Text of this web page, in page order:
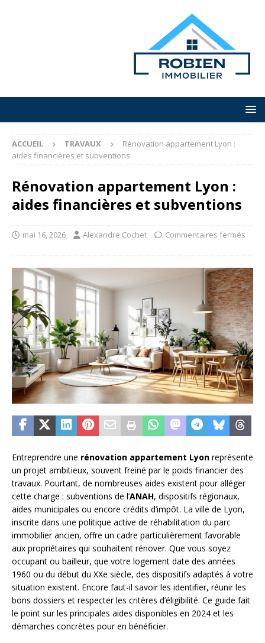
ACCUEIL TRAVAUX
Rénovation appartement Lyon :
aides financières et subventions
Rénovation appartement Lyon :
aides financières et subventions
mai 16, 2026 Alexandre Cochet Commentaires fermés
Entreprendre une rénovation appartement Lyon représente
un projet ambitieux, souvent freiné par le poids financier des
travaux. Pourtant, de nombreuses aides existent pour alléger
cette charge : subventions de l’ANAH, dispositifs régionaux,
aides municipales ou encore crédits d’impôt. La ville de Lyon,
inscrite dans une politique active de réhabilitation du parc
immobilier ancien, offre un cadre particulièrement favorable
aux propriétaires qui souhaitent rénover. Que vous soyez
occupant ou bailleur, que votre logement date des années
1960 ou du début du XXe siècle, des dispositifs adaptés à votre
situation existent. Encore faut-il savoir les identifier, réunir les
bons dossiers et respecter les critères d’éligibilité. Ce guide fait
le point sur les principales aides disponibles en 2024 et les
démarches concrètes pour en bénéficier.